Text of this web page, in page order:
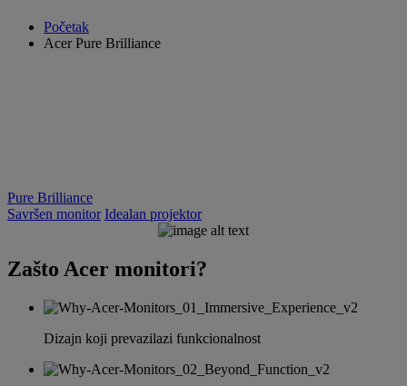
Početak
Acer Pure Brilliance
Pure Brilliance
Savršen monitor Idealan projektor
PURE
BRILLIANCE
Zašto Acer monitori?
Dizajn koji prevazilazi funkcionalnost